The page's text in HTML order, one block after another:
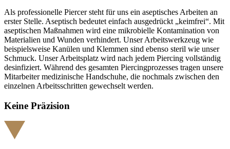
Als professionelle Piercer steht für uns ein aseptisches Arbeiten an
erster Stelle. Aseptisch bedeutet einfach ausgedrückt „keimfrei“. Mit
aseptischen Maßnahmen wird eine mikrobielle Kontamination von
Materialien und Wunden verhindert. Unser Arbeitswerkzeug wie
beispielsweise Kanülen und Klemmen sind ebenso steril wie unser
Schmuck. Unser Arbeitsplatz wird nach jedem Piercing vollständig
desinfiziert. Während des gesamten Piercingprozesses tragen unsere
Mitarbeiter medizinische Handschuhe, die nochmals zwischen den
einzelnen Arbeitsschritten gewechselt werden.
Keine Präzision